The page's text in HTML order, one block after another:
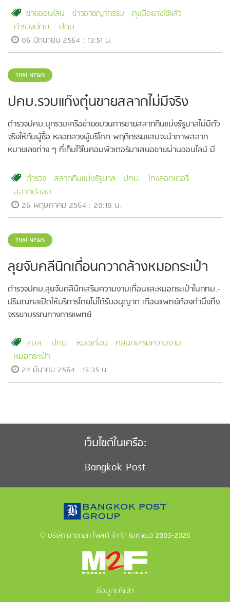
ขายออนไลน์ ข่าวอาชญากรรม
ถุงมือยางใช้แล้ว
ตำรวจปคบ.
ปคบ.
06 มิถุนายน 2564 : 13:51 น.
THAI NEWS
ปคบ.รวบแก๊งตุ๋นขายสลากไม่มีจริง
ตำรวจปคบ.บุกรวบเครือข่ายขบวนการขายสลากกินแบ่งรัฐบาลไม่มีตัว
จริงให้กับผู้ซื้อ หลอกลวงผู้บริโภค พฤติกรรมแสบจะนำภาพสลาก
หมายเลขต่าง ๆ ที่เก็บไว้ในคอมพิวเตอร์มาเสนอขายผ่านออนไลน์ มี
ตำรวจ สลากกินแบ่งรัฐบาล ปคบ.
โกงลอตเตอรี่
สลากปลอม
26 พฤษภาคม 2564 : 20:19 น.
THAI NEWS
ลุยจับคลีนิกเถื่อนกวาดล้างหมอกระเป๋า
ตำรวจปคบ.ลุยจับคลินิกเสริมความงามเถื่อนและหมอกระเป๋าในกทม.-
ปริมณฑลเปิดให้บริการโดยไม่ได้รับอนุญาต เตือนแพทย์ต้องคำนึงถึง
จรรยาบรรณทางการแพทย์
สบส. ปคบ. หมอเถื่อน
คลินิกเสริมความงาม
หมอกระเป๋า
24 มีนาคม 2564 : 15:35 น.
เว็บไซต์ในเครือ:
Bangkok Post
© บริษัท บางกอก โพสต์ จำกัด (มหาชน) 2003-2026
ข้อมูลบริษัท